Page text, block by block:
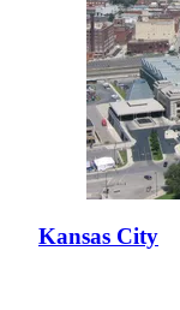
Kansas City